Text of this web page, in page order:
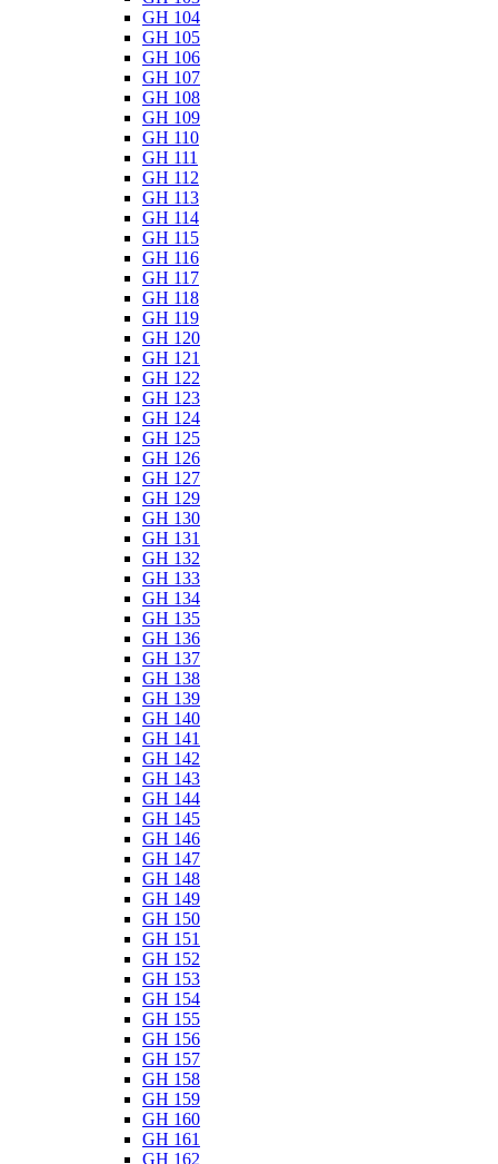
GH 104
GH 105
GH 106
GH 107
GH 108
GH 109
GH 110
GH 111
GH 112
GH 113
GH 114
GH 115
GH 116
GH 117
GH 118
GH 119
GH 120
GH 121
GH 122
GH 123
GH 124
GH 125
GH 126
GH 127
GH 129
GH 130
GH 131
GH 132
GH 133
GH 134
GH 135
GH 136
GH 137
GH 138
GH 139
GH 140
GH 141
GH 142
GH 143
GH 144
GH 145
GH 146
GH 147
GH 148
GH 149
GH 150
GH 151
GH 152
GH 153
GH 154
GH 155
GH 156
GH 157
GH 158
GH 159
GH 160
GH 161
GH 162